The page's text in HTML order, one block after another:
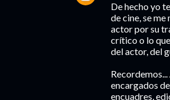
De hecho yo
de cine, se
actor por su
crítico o lo
del actor, del
encargados
encuadres,